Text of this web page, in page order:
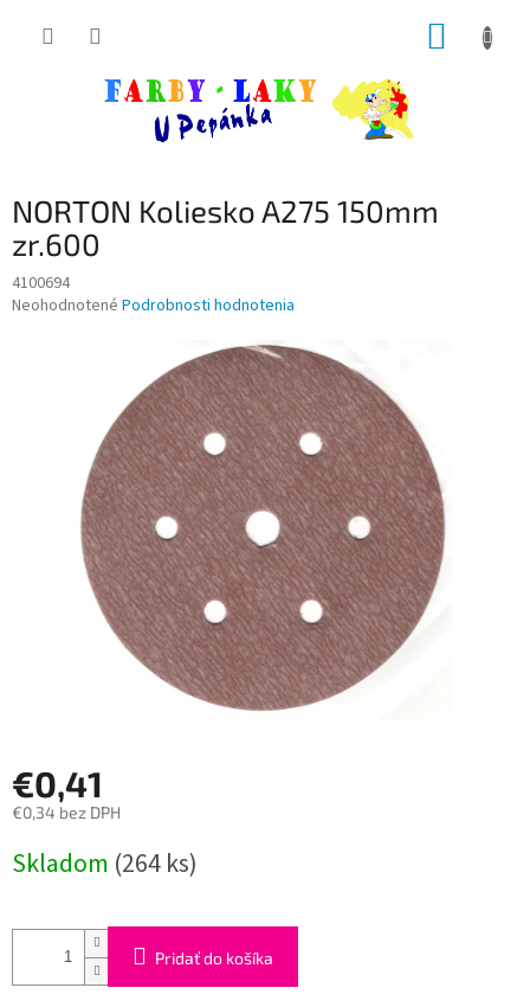
NORTON Koliesko A275 150mm
zr.600
4100694
Priemerné
hviezdičiek.
Neohodnotené Podrobnosti hodnotenia
€0,41
€0,34 bez DPH
cena:
Skladom (264 ks)
Pridať do košíka